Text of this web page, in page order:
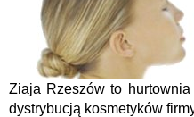
Ziaja Rzeszów to
dystrybucją kosmetyków